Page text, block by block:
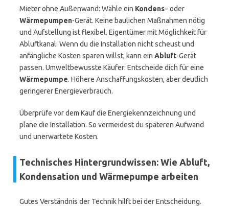
Mieter ohne Außenwand: Wähle ein Kondens– oder
Wärmepumpen-Gerät. Keine baulichen Maßnahmen nötig
und Aufstellung ist flexibel. Eigentümer mit Möglichkeit für
Abluftkanal: Wenn du die Installation nicht scheust und
anfängliche Kosten sparen willst, kann ein Abluft-Gerät
passen. Umweltbewusste Käufer: Entscheide dich für eine
Wärmepumpe. Höhere Anschaffungskosten, aber deutlich
geringerer Energieverbrauch.
Überprüfe vor dem Kauf die Energiekennzeichnung und
plane die Installation. So vermeidest du späteren Aufwand
und unerwartete Kosten.
Technisches Hintergrundwissen: Wie Abluft,
Kondensation und Wärmepumpe arbeiten
Gutes Verständnis der Technik hilft bei der Entscheidung.